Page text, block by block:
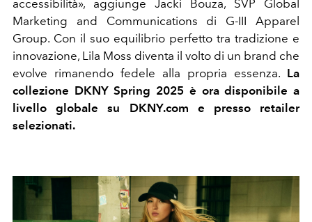
accessibilità», aggiunge Jacki Bouza, SVP Global
Marketing and Communications di G-III Apparel
Group. Con il suo equilibrio perfetto tra tradizione e
innovazione, Lila Moss diventa il volto di un brand che
evolve rimanendo fedele alla propria essenza. La
collezione DKNY Spring 2025 è ora disponibile a
livello globale su DKNY.com e presso retailer
selezionati.